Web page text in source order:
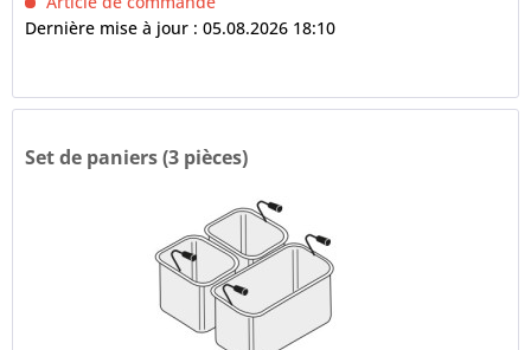
Dernière mise à jour : 05.08.2026 18:10
Set de paniers (3 pièces)